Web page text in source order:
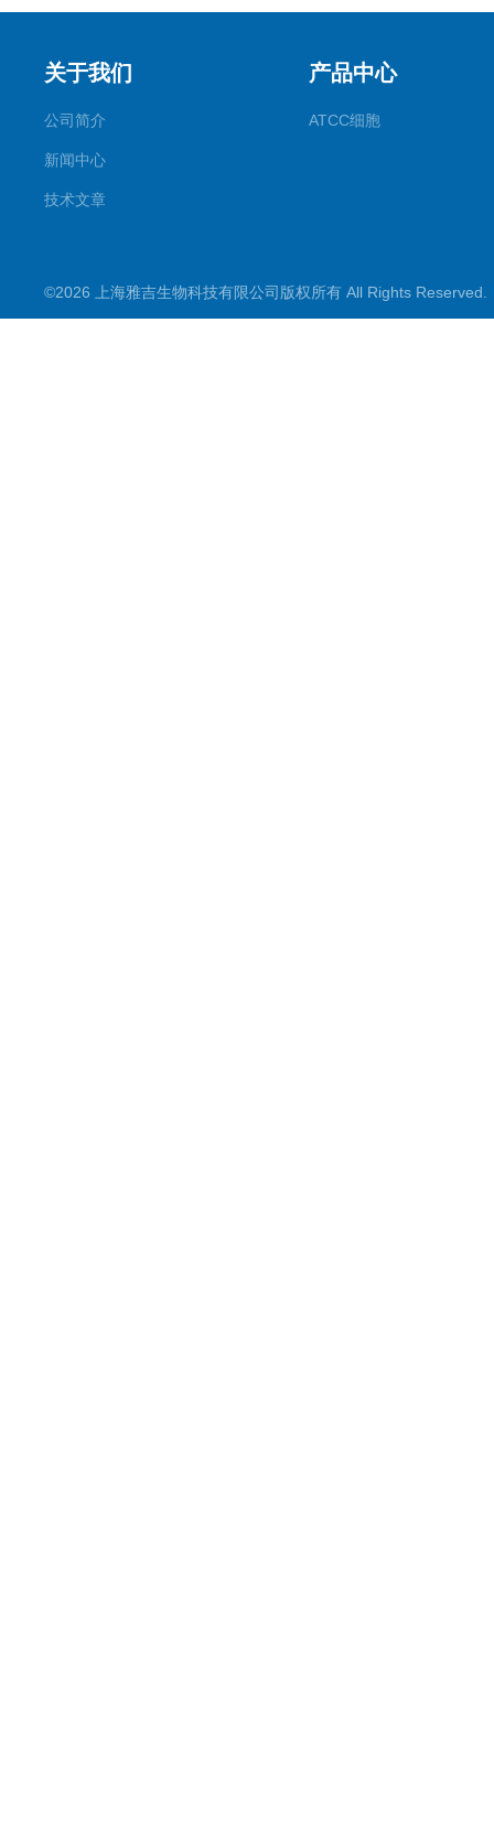
关于我们
公司简介
新闻中心
技术文章
产品中心
ATCC细胞
©2026 上海雅吉生物科技有限公司版权所有 All Rights